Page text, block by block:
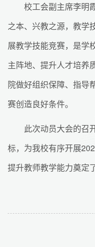
校工会副主席李明
之本、兴教之源，教学
展教学技能竞赛，是学
主阵地、提升人才培养
院做好组织保障、指导
赛创造良好条件。
此次动员大会的召
标，为我校有序开展
提升教师教学能力奠定